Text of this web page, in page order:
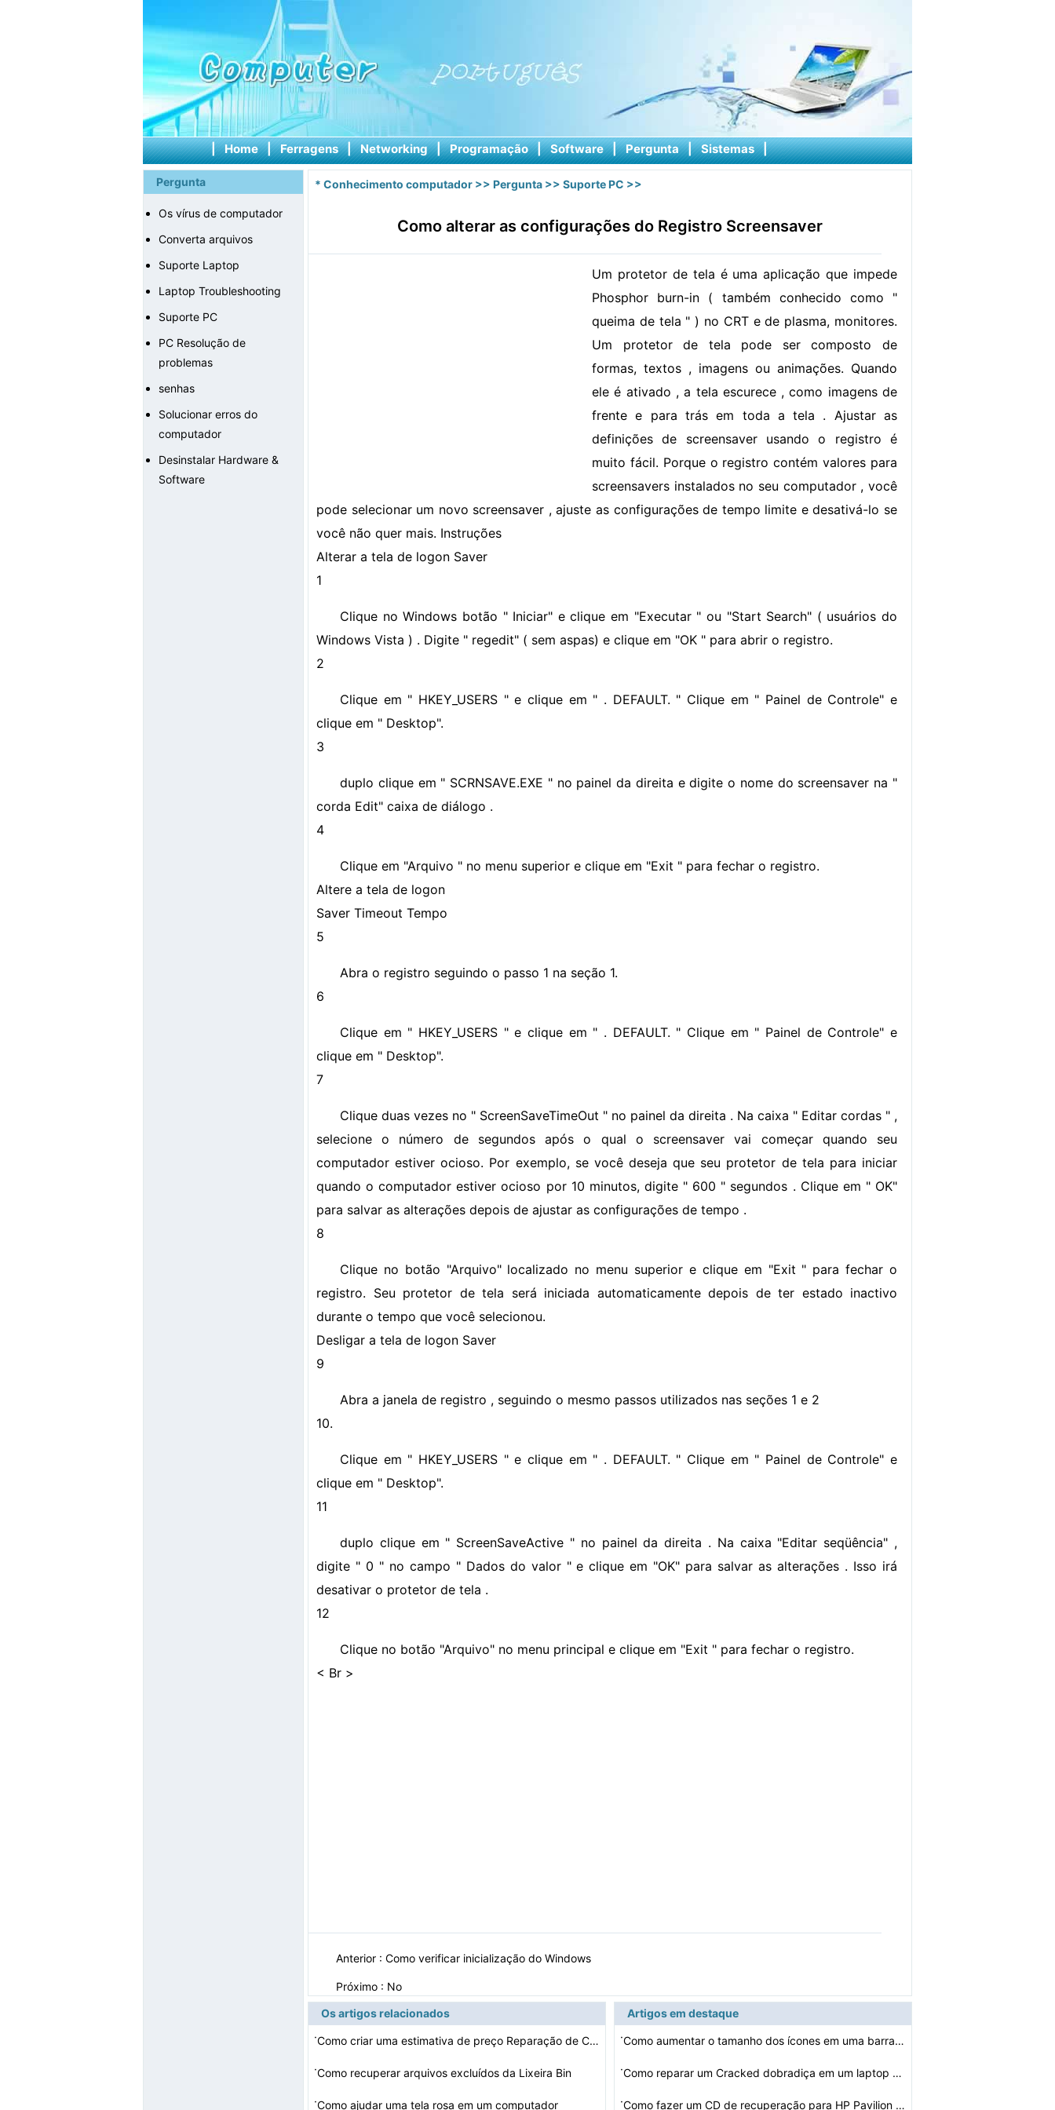
| Home | Ferragens | Networking | Programação | Software | Pergunta | Sistemas |
Pergunta
Os vírus de computador
Converta arquivos
Suporte Laptop
Laptop Troubleshooting
Suporte PC
PC Resolução de
problemas
senhas
Solucionar erros do
computador
Desinstalar Hardware &
Software
* Conhecimento computador >> Pergunta >> Suporte PC >>
Como alterar as configurações do Registro Screensaver
Um protetor de tela é uma aplicação que impede
Phosphor burn-in ( também conhecido como "
queima de tela " ) no CRT e de plasma, monitores.
Um protetor de tela pode ser composto de
formas, textos , imagens ou animações. Quando
ele é ativado , a tela escurece , como imagens de
frente e para trás em toda a tela . Ajustar as
definições de screensaver usando o registro é
muito fácil. Porque o registro contém valores para
screensavers instalados no seu computador , você
pode selecionar um novo screensaver , ajuste as configurações de tempo limite e desativá-lo se
você não quer mais. Instruções
Alterar a tela de logon Saver
1
Clique no Windows botão " Iniciar" e clique em "Executar " ou "Start Search" ( usuários do
Windows Vista ) . Digite " regedit" ( sem aspas) e clique em "OK " para abrir o registro.
2
Clique em " HKEY_USERS " e clique em " . DEFAULT. " Clique em " Painel de Controle" e
clique em " Desktop".
3
duplo clique em " SCRNSAVE.EXE " no painel da direita e digite o nome do screensaver na "
corda Edit" caixa de diálogo .
4
Clique em "Arquivo " no menu superior e clique em "Exit " para fechar o registro.
Altere a tela de logon
Saver Timeout Tempo
5
Abra o registro seguindo o passo 1 na seção 1.
6
Clique em " HKEY_USERS " e clique em " . DEFAULT. " Clique em " Painel de Controle" e
clique em " Desktop".
7
Clique duas vezes no " ScreenSaveTimeOut " no painel da direita . Na caixa " Editar cordas " ,
selecione o número de segundos após o qual o screensaver vai começar quando seu
computador estiver ocioso. Por exemplo, se você deseja que seu protetor de tela para iniciar
quando o computador estiver ocioso por 10 minutos, digite " 600 " segundos . Clique em " OK"
para salvar as alterações depois de ajustar as configurações de tempo .
8
Clique no botão "Arquivo" localizado no menu superior e clique em "Exit " para fechar o
registro. Seu protetor de tela será iniciada automaticamente depois de ter estado inactivo
durante o tempo que você selecionou.
Desligar a tela de logon Saver
9
Abra a janela de registro , seguindo o mesmo passos utilizados nas seções 1 e 2
10.
Clique em " HKEY_USERS " e clique em " . DEFAULT. " Clique em " Painel de Controle" e
clique em " Desktop".
11
duplo clique em " ScreenSaveActive " no painel da direita . Na caixa "Editar seqüência" ,
digite " 0 " no campo " Dados do valor " e clique em "OK" para salvar as alterações . Isso irá
desativar o protetor de tela .
12
Clique no botão "Arquivo" no menu principal e clique em "Exit " para fechar o registro.
< Br >
Anterior : Como verificar inicialização do Windows
Próximo : No
Os artigos relacionados
·
Como criar uma estimativa de preço Reparação de Comp…
·Como recuperar arquivos excluídos da Lixeira Bin
·Como ajudar uma tela rosa em um computador
Artigos em destaque
·
Como aumentar o tamanho dos ícones em uma barra de tar…
· Como reparar um Cracked dobradiça em um laptop gateway…
· Como fazer um CD de recuperação para HP Pavilion TX20…